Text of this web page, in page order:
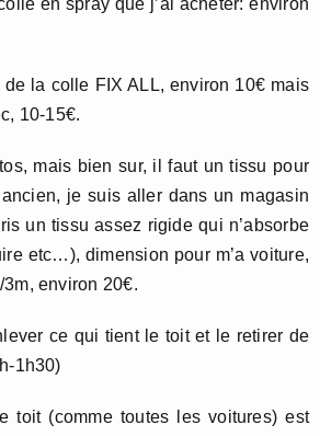
en spray que j’ai acheter: environ
de la colle FIX ALL, environ 10€ mais
10-15€.
mais bien sur, il faut un tissu pour
je suis aller dans un magasin
un tissu assez rigide qui n’absorbe
etc…), dimension pour m’a voiture,
environ 20€.
ce qui tient le toit et le retirer de
1h30)
toit (comme toutes les voitures) est